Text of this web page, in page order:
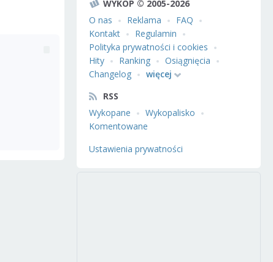
WYKOP © 2005-2026
O nas
Reklama
FAQ
Kontakt
Regulamin
Polityka prywatności i cookies
Hity
Ranking
Osiągnięcia
Changelog
więcej
RSS
Wykopane
Wykopalisko
Komentowane
Ustawienia prywatności